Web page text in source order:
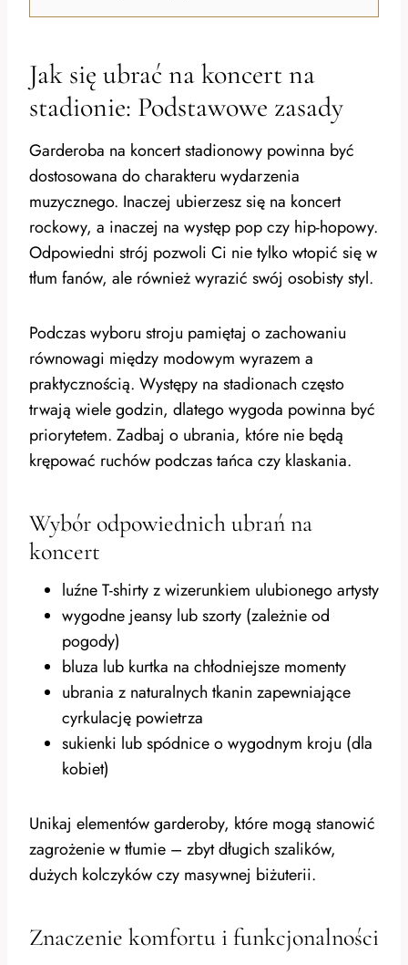
Jak się ubrać na koncert na
stadionie: Podstawowe zasady
Garderoba na koncert stadionowy powinna być
dostosowana do charakteru wydarzenia
muzycznego. Inaczej ubierzesz się na koncert
rockowy, a inaczej na występ pop czy hip-hopowy.
Odpowiedni strój pozwoli Ci nie tylko wtopić się w
tłum fanów, ale również wyrazić swój osobisty styl.
Podczas wyboru stroju pamiętaj o zachowaniu
równowagi między modowym wyrazem a
praktycznością. Występy na stadionach często
trwają wiele godzin, dlatego wygoda powinna być
priorytetem. Zadbaj o ubrania, które nie będą
krępować ruchów podczas tańca czy klaskania.
Wybór odpowiednich ubrań na
koncert
luźne T-shirty z wizerunkiem ulubionego artysty
wygodne jeansy lub szorty (zależnie od
pogody)
bluza lub kurtka na chłodniejsze momenty
ubrania z naturalnych tkanin zapewniające
cyrkulację powietrza
sukienki lub spódnice o wygodnym kroju (dla
kobiet)
Unikaj elementów garderoby, które mogą stanowić
zagrożenie w tłumie – zbyt długich szalików,
dużych kolczyków czy masywnej biżuterii.
Znaczenie komfortu i funkcjonalności